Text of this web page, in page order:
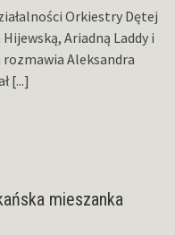
Orkiestry Dętej
Ariadną Laddy i
Aleksandra
[...]
mieszanka